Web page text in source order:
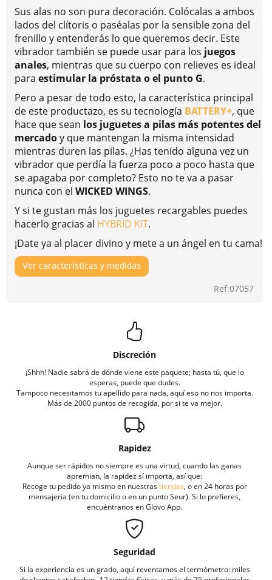
Sus alas no son pura decoración. Colócalas a ambos
lados del clítoris o paséalas por la sensible zona del
frenillo y entenderás lo que queremos decir. Este
vibrador también se puede usar para los juegos
anales, mientras que su cuerpo con relieves es ideal
para estimular la próstata o el punto G.
Pero a pesar de todo esto, la característica principal
de este productazo, es su tecnología BATTERY+, que
hace que sean los juguetes a pilas más potentes del
mercadoy que mantengan la misma intensidad
mientras duren las pilas. ¿Has tenido alguna vez un
vibrador que perdía la fuerza poco a poco hasta que
se apagaba por completo? Esto no te va a pasar
nunca con el WICKED WINGS.
Y si te gustan más los juguetes recargables puedes
hacerlo gracias al HYBRID KIT.
¡Date ya al placer divino y mete a un ángel en tu cama!
Ver características y medidas
Ref:07057
Discreción
¡Shhh! Nadie sabrá de dónde viene este paquete; hasta tú, que lo
esperas, puede que dudes.
Tampoco necesitamos tu apellido para nada, aquí eso no nos importa.
Más de 2000 puntos de recogida, por si te va mejor.
Rapidez
Aunque ser rápidos no siempre es una virtud, cuando las ganas
apremian, la rapidez sí importa, así que:
Recoge tu pedido ya mismo en nuestrastiendas , o en 24 horas por
mensajeria (en tu domicilio o en un punto Seur). Si lo prefieres,
encuéntranos en Glovo App.
Seguridad
Si la experiencia es un grado, aquí reventamos el termómetro: miles